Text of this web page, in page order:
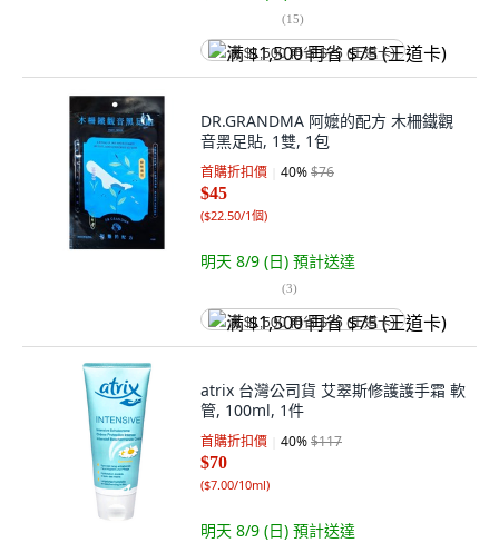
(15)
满 $1,500 再省 $75 (王道卡)
DR.GRANDMA 阿嬤的配方 木柵鐵觀
音黑足貼, 1雙, 1包
首購折扣價 40%$76
$45
($22.50/1個)
明天 8/9 (日) 預計送達
(3)
满 $1,500 再省 $75 (王道卡)
atrix 台灣公司貨 艾翠斯修護護手霜 軟
管, 100ml, 1件
首購折扣價 40%$117
$70
($7.00/10ml)
明天 8/9 (日) 預計送達